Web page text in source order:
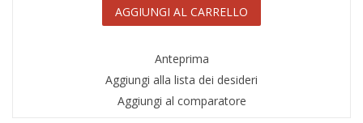
AGGIUNGI AL CARRELLO
Anteprima
Aggiungi alla lista dei desideri
Aggiungi al comparatore